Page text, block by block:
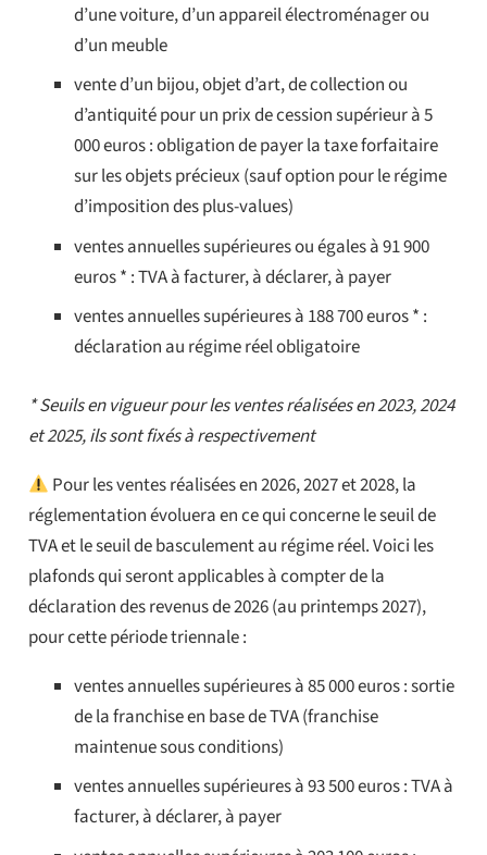
d’une voiture, d’un appareil électroménager ou
d’un meuble
vente d’un bijou, objet d’art, de collection ou
d’antiquité pour un prix de cession supérieur à 5
000 euros : obligation de payer la taxe forfaitaire
sur les objets précieux (sauf option pour le régime
d’imposition des plus-values)
ventes annuelles supérieures ou égales à 91 900
euros * : TVA à facturer, à déclarer, à payer
ventes annuelles supérieures à 188 700 euros * :
déclaration au régime réel obligatoire
* Seuils en vigueur pour les ventes réalisées en 2023, 2024
et 2025, ils sont fixés à respectivement
Pour les ventes réalisées en 2026, 2027 et 2028, la
réglementation évoluera en ce qui concerne le seuil de
TVA et le seuil de basculement au régime réel. Voici les
plafonds qui seront applicables à compter de la
déclaration des revenus de 2026 (au printemps 2027),
pour cette période triennale :
ventes annuelles supérieures à 85 000 euros : sortie
de la franchise en base de TVA (franchise
maintenue sous conditions)
ventes annuelles supérieures à 93 500 euros : TVA à
facturer, à déclarer, à payer